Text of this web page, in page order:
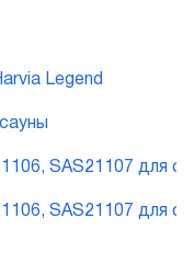
Legend
SAS21107 для
SAS21107 для